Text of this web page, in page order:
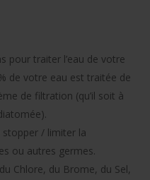
pour traiter l’eau de votre
de votre eau est traitée de
de filtration (qu’il soit à
/ limiter la
ou autres germes.
Chlore, du Brome, du Sel,